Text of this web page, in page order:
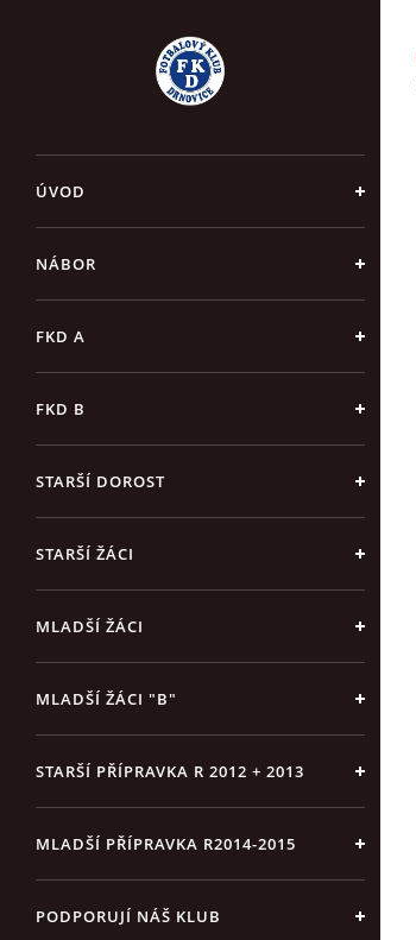
ÚVOD
NÁBOR
FKD A
FKD B
STARŠÍ DOROST
STARŠÍ ŽÁCI
MLADŠÍ ŽÁCI
MLADŠÍ ŽÁCI "B"
STARŠÍ PŘÍPRAVKA R 2012 + 2013
MLADŠÍ PŘÍPRAVKA R2014-2015
PODPORUJÍ NÁŠ KLUB